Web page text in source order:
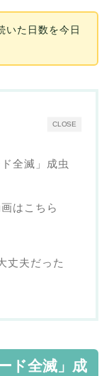
いた日数を今日
CLOSE
全滅」成虫
はこちら
丈夫だった
ド全滅」成